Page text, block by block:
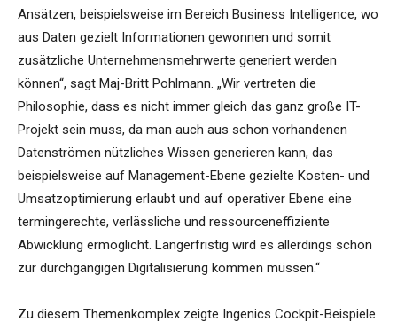
Ansätzen, beispielsweise im Bereich Business Intelligence, wo
aus Daten gezielt Informationen gewonnen und somit
zusätzliche Unternehmensmehrwerte generiert werden
können“, sagt Maj-Britt Pohlmann. „Wir vertreten die
Philosophie, dass es nicht immer gleich das ganz große IT-
Projekt sein muss, da man auch aus schon vorhandenen
Datenströmen nützliches Wissen generieren kann, das
beispielsweise auf Management-Ebene gezielte Kosten- und
Umsatzoptimierung erlaubt und auf operativer Ebene eine
termingerechte, verlässliche und ressourceneffiziente
Abwicklung ermöglicht. Längerfristig wird es allerdings schon
zur durchgängigen Digitalisierung kommen müssen.“
Zu diesem Themenkomplex zeigte Ingenics Cockpit-Beispiele